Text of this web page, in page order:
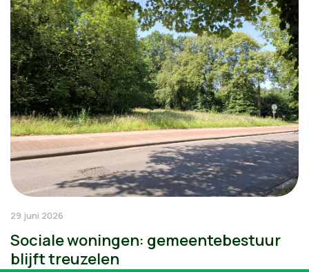
29 juni 2026
Sociale woningen: gemeentebestuur
blijft treuzelen